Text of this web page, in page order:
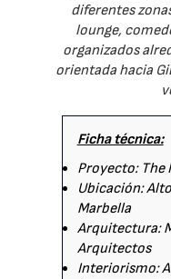
diferentes
lounge,
organizados
orientada hacia
Ficha técnica:
Proyecto: The
Ubicación:
Marbella
Arquitectura:
Arquitectos
Interiorismo: